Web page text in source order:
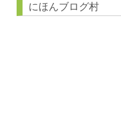
にほんブログ村